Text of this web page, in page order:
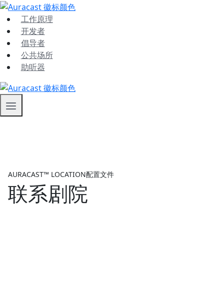
工作原理
开发者
倡导者
公共场所
助听器
AURACAST™ LOCATION配置文件
联系剧院